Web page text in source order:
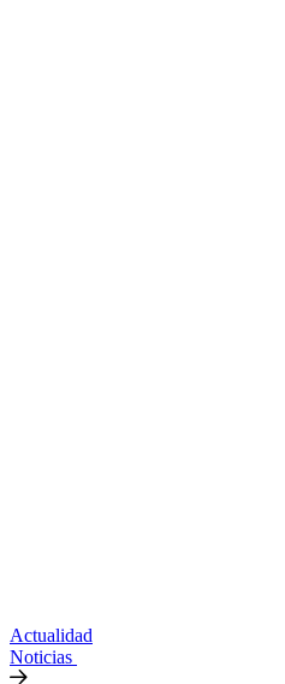
Actualidad
Noticias